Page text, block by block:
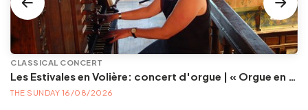
CLASSICAL CONCERT
Les Estivales en Volière: concert d'orgue | « Orgue en Volière » , les 3e dimanches du mois (été) audition d’orgue (accès libre)
THE SUNDAY 16/08/2026